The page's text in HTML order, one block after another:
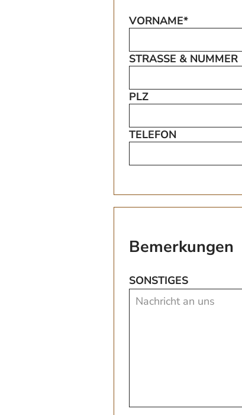
VORNAME*
STRASSE & NUMMER
PLZ
TELEFON
Bemerkungen
SONSTIGES